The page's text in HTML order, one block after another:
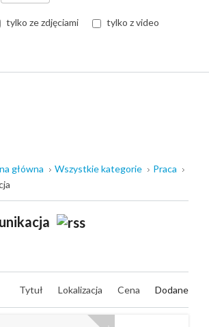
tylko ze zdjęciami tylko z video
główna Wszystkie kategorie
Praca
Tytuł Lokalizacja Cena Dodane